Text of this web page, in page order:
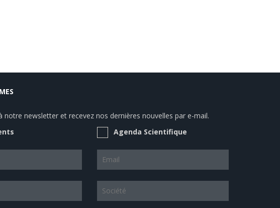
notre newsletter et recevez nos dernières nouvelles par e-mail.
Agenda Scientifique